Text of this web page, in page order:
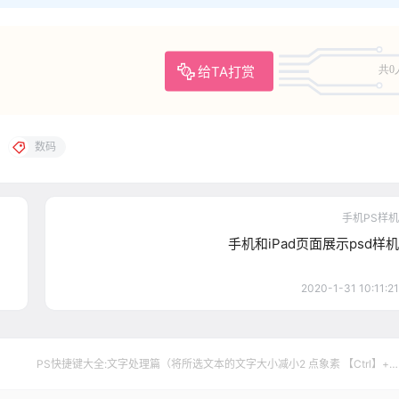
给TA打赏 共0
数码
手机PS样机
手机和iPad页面展示psd样机
2020-1-31 10:11:21
PS快捷键大全:文字处理篇（将所选文本的文字大小减小2 点象素 【Ctrl】+